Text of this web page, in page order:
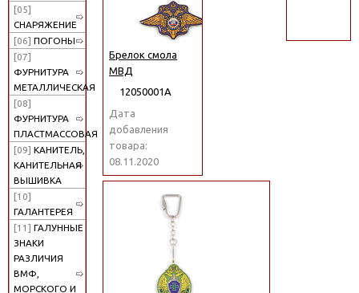
[05]
СНАРЯЖЕНИЕ
[06] ПОГОНЫ
[07]
ФУРНИТУРА
МЕТАЛЛИЧЕСКАЯ
[08]
ФУРНИТУРА
ПЛАСТМАССОВАЯ
[09] КАНИТЕЛЬ,
КАНИТЕЛЬНАЯ
ВЫШИВКА
[10]
ГАЛАНТЕРЕЯ
[11] ГАЛУННЫЕ
ЗНАКИ
РАЗЛИЧИЯ
ВМФ,
МОРСКОГО И
Брелок смола
МВД
12050001А
Дата
добавления
товара:
08.11.2020